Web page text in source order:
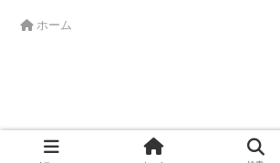
ホーム
All Rights Reserved, Copyright© OSS